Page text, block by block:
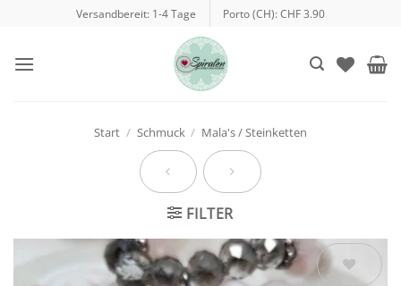
springen
Versandbereit: 1-4 Tage Porto (CH): CHF 3.90
Start / Schmuck / Mala's / Steinketten
FILTER